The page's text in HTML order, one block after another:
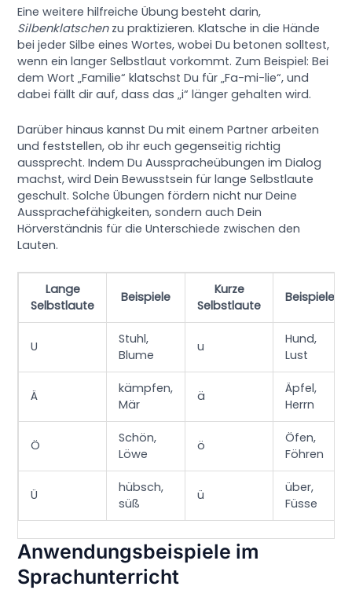
Eine weitere hilfreiche Übung besteht darin,
Silbenklatschenzu praktizieren. Klatsche in die Hände
bei jeder Silbe eines Wortes, wobei Du betonen solltest,
wenn ein langer Selbstlaut vorkommt. Zum Beispiel: Bei
dem Wort „Familie“ klatschst Du für „Fa-mi-lie“, und
dabei fällt dir auf, dass das „i“ länger gehalten wird.
Darüber hinaus kannst Du mit einem Partner arbeiten
und feststellen, ob ihr euch gegenseitig richtig
aussprecht. Indem Du Ausspracheübungen im Dialog
machst, wird Dein Bewusstsein für lange Selbstlaute
geschult. Solche Übungen fördern nicht nur Deine
Aussprachefähigkeiten, sondern auch Dein
Hörverständnis für die Unterschiede zwischen den
Lauten.
Lange
Selbstlaute
Beispiele
Kurze
Selbstlaute
Beispiele
U
Stuhl,
Blume
u
Hund,
Lust
Ä
kämpfen,
Mär
ä
Äpfel,
Herrn
Ö
Schön,
Löwe
ö
Öfen,
Föhren
Ü
hübsch,
süß
ü
über,
Füsse
Anwendungsbeispiele im
Sprachunterricht